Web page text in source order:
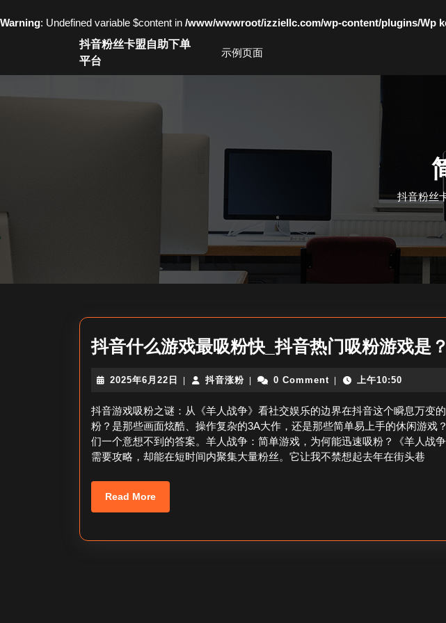
Warning: Undefined variable $content in /www/wwwroot/izziellc.com/wp-content/plugins/Wp
抖音粉丝卡盟自助下单
平台
示例页面
抖音粉丝
抖音什么游戏最吸粉快_抖音热门吸粉游戏是？
2025年6月22日
2025
月
22
日
抖音涨粉抖
涨
粉
0 Comment 上午10:50
抖音游戏吸粉之谜：从《羊人战争》看社交娱乐的边界在抖音这个瞬息万变
粉？是那些画面炫酷、操作复杂的3A大作，还是那些简单易上手的休闲游戏
们一个意想不到的答案。羊人战争：简单游戏，为何能迅速吸粉？《羊人战
需要攻略，却能在短时间内聚集大量粉丝。它让我不禁想起去年在街头巷
Read MoreRead
More